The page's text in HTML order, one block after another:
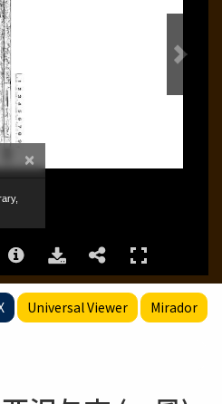
Universal Viewer Mirador